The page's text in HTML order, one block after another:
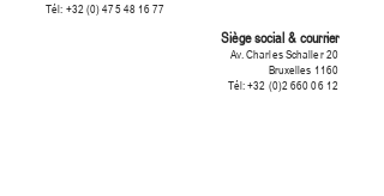
Tél: +32 (0) 475 48 16 77
Siège social & courrier
Av. Charles Schaller 20
1160 Bruxelles
Tél:+32 (0)2 660 06 12